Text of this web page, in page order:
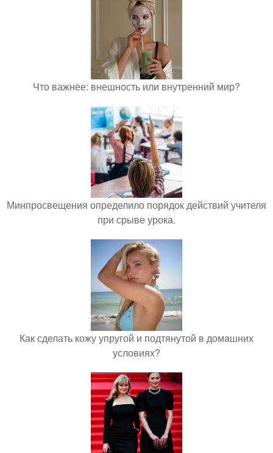
Что важнее: внешность или внутренний мир?
Минпросвещения определило порядок действий учителя
при срыве урока.
Как сделать кожу упругой и подтянутой в домашних
условиях?